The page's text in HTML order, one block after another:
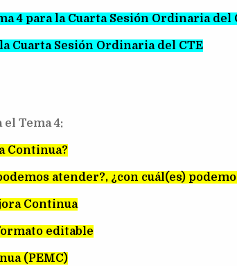
4 para la Cuarta Sesión Ordinaria del
Cuarta Sesión Ordinaria del CTE
Tema 4:
Continua?
atender?, ¿con cuál(es)
Continua
editable
(PEMC)